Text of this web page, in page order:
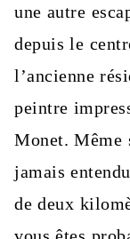
une autre
depuis le
l’ancienne
peintre
Monet. Même
jamais
de deux